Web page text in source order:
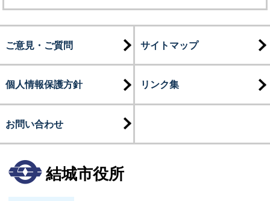
ご意見・ご質問 サイトマップ
個人情報保護方針 リンク集
お問い合わせ
結城市役所